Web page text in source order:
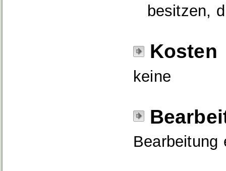
besitzen,
Kosten
keine